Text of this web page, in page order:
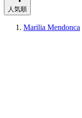
人気順
Marilia Mendonca